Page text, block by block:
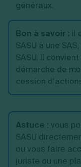
généraux.
Bon à savoir : il
SASU à une
SASU. Il
démarche de
cession
Astuce : vous
SASU
ou vous faire
juriste ou une